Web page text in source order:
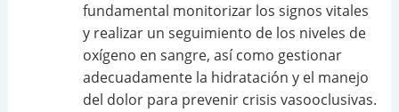
fundamental monitorizar los signos vitales
y realizar un seguimiento de los niveles de
oxígeno en sangre, así como gestionar
adecuadamente la hidratación y el manejo
del dolor para prevenir crisis vasooclusivas.